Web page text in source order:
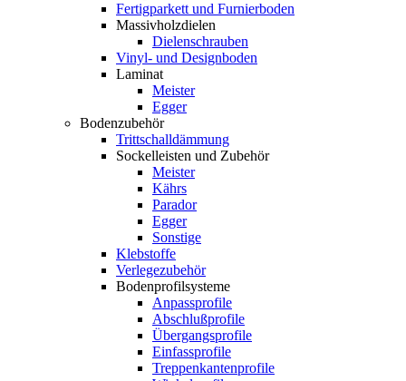
Fertigparkett und Furnierboden
Massivholzdielen
Dielenschrauben
Vinyl- und Designboden
Laminat
Meister
Egger
Bodenzubehör
Trittschalldämmung
Sockelleisten und Zubehör
Meister
Kährs
Parador
Egger
Sonstige
Klebstoffe
Verlegezubehör
Bodenprofilsysteme
Anpassprofile
Abschlußprofile
Übergangsprofile
Einfassprofile
Treppenkantenprofile